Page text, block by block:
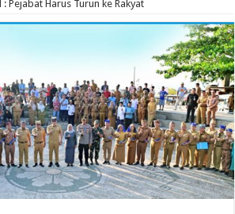
Pejabat Harus Turun ke Rakyat